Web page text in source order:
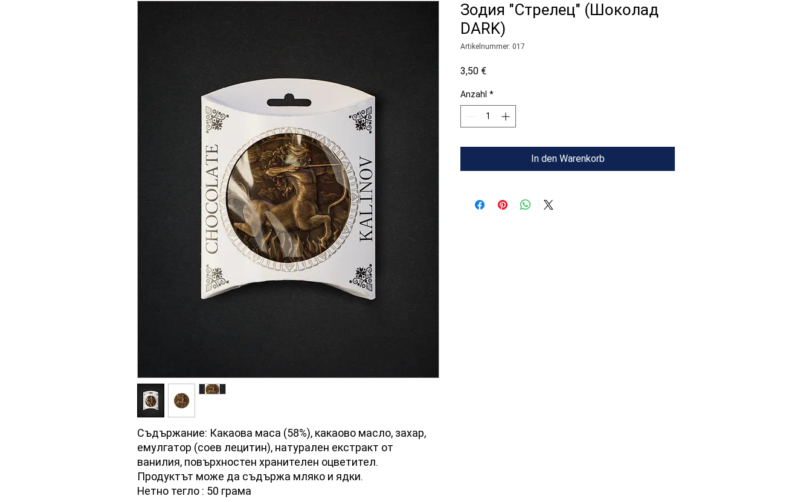
Съдържание: Какаова маса (58%), какаово масло, захар,
емулгатор (соев лецитин), натурален екстракт от
ванилия, повърхностен хранителен оцветител.
Продуктът може да съдържа мляко и ядки.
Нетно тегло : 50 грама
Зодия "Стрелец" (Шоколад
DARK)
Artikelnummer: 017
3,50 €Preis
Anzahl *
In den Warenkorb